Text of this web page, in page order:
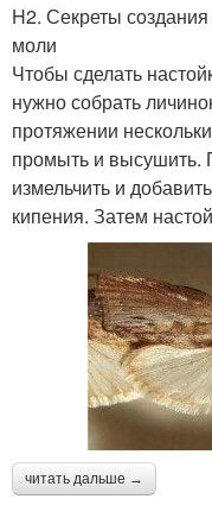
H2. Секреты
моли
Чтобы сделать
нужно собрать
протяжении
промыть и высушить.
измельчить и
кипения. Затем
читать дальше →